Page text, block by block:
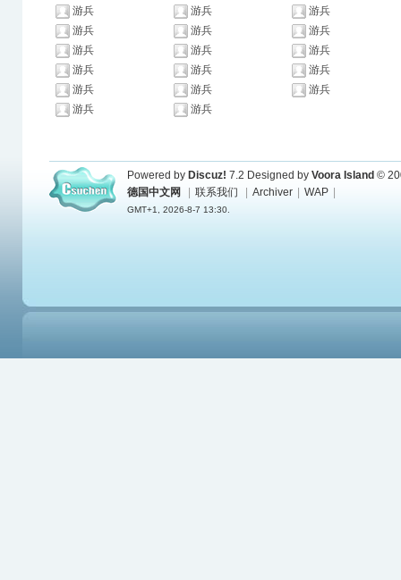
游兵
游兵
游兵
游兵
游兵
游兵
游兵
游兵
游兵
游兵
游兵
游兵
游兵
游兵
游兵
游兵
游兵
Powered by Discuz! 7.2 Designed by Voora Island ©
德国中文网
联系我们 Archiver WAP
GMT+1, 2026-8-7 13:30.